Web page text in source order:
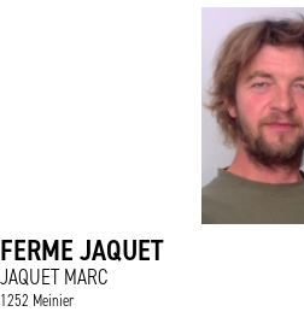
FERME JAQUET
JAQUET MARC
1252 Meinier